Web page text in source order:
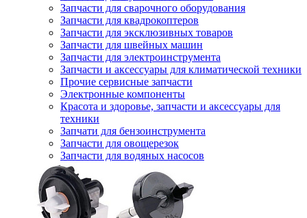
Запчасти для сварочного оборудования
Запчасти для квадрокоптеров
Запчасти для эксклюзивных товаров
Запчасти для швейных машин
Запчасти для электроинструмента
Запчасти и аксессуары для климатической техники
Прочие сервисные запчасти
Электронные компоненты
Красота и здоровье, запчасти и аксессуары для
техники
Запчати для бензоинструмента
Запчасти для овощерезок
Запчасти для водяных насосов